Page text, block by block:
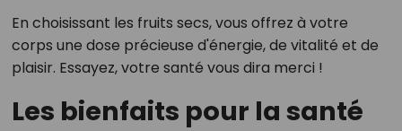
En choisissant les fruits secs, vous offrez à votre
corps une dose précieuse d'énergie, de vitalité et de
plaisir. Essayez, votre santé vous dira merci !
Les bienfaits pour la santé